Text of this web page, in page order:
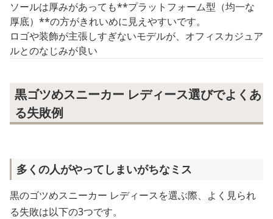
ソールは厚みがあっても**プラットフォーム型（均一な
厚底）**の方がきれいめに見えやすいです。
ロゴや装飾が主張しすぎないモデルが、オフィスカジュア
ルとのなじみが良い
黒ゴツめスニーカー レディース選びでよくあ
る失敗例
多くの人がやってしまいがちなミス
黒のゴツめスニーカー レディースを選ぶ際、よく見られ
る失敗は以下の3つです。